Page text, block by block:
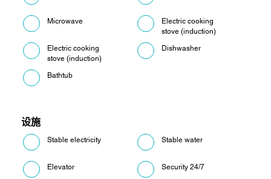
Microwave
Electric cooking
stove (induction)
Electric cooking
stove (induction)
Dishwasher
Bathtub
设施
Stable electricity Stable water
Elevator Security 24/7